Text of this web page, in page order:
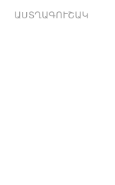
ԱՍՏՂԱԳՈՒՇԱԿ